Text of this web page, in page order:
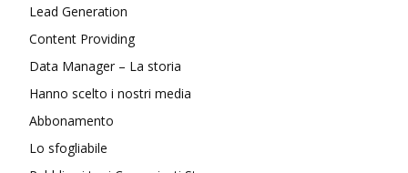
Lead Generation
Content Providing
Data Manager – La storia
Hanno scelto i nostri media
Abbonamento
Lo sfogliabile